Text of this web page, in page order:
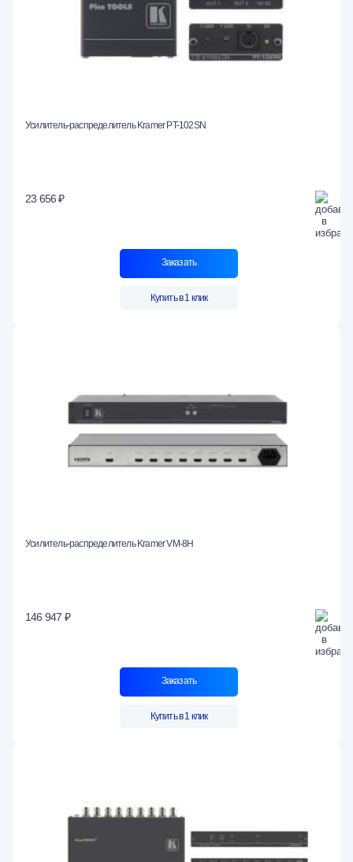
Усилитель-распределитель Kramer PT-102SN
23 656 ₽
Заказать
Купить в 1 клик
Усилитель-распределитель Kramer VM-8H
146 947 ₽
Заказать
Купить в 1 клик